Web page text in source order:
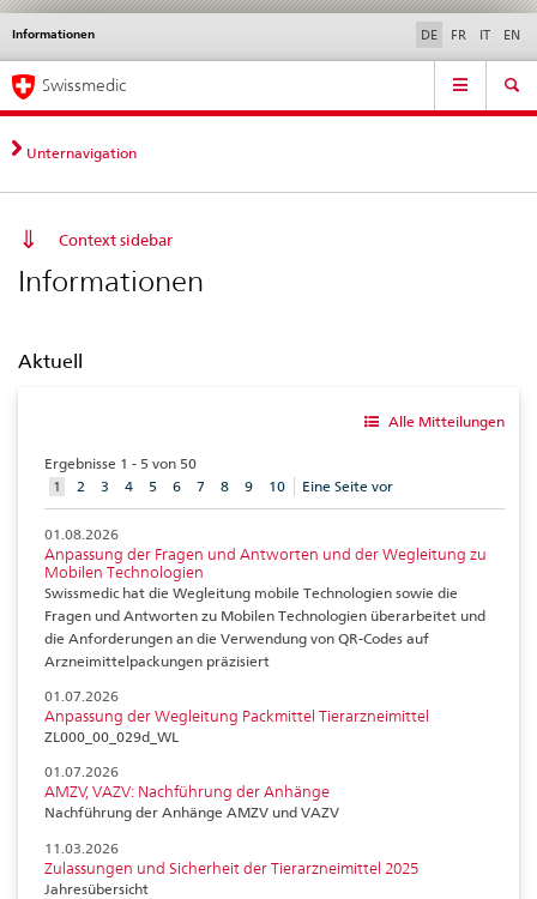
Direktnavigation
News,
Rechtsgrundlagen,
Kontakt
News & Updates Kontakt | Support & Hilfe
Informationen
Sprachwahl DE FR IT EN
Service
Hauptnavigation
Swissmedic
Unternavigation
Context sidebar
Informationen
Aktuell
Alle Mitteilungen
Ergebnisse 1 - 5 von 50
1 aktuelles
Element
2 3 4 5 6 7 8 9 10 Eine Seite vor
01.08.2026
Anpassung der Fragen und Antworten und der Wegleitung zu
Mobilen Technologien
Swissmedic hat die Wegleitung mobile Technologien sowie die
Fragen und Antworten zu Mobilen Technologien überarbeitet und
die Anforderungen an die Verwendung von QR-Codes auf
Arzneimittelpackungen präzisiert
01.07.2026
Anpassung der Wegleitung Packmittel Tierarzneimittel
ZL000_00_029d_WL
01.07.2026
AMZV, VAZV: Nachführung der Anhänge
Nachführung der Anhänge AMZV und VAZV
11.03.2026
Zulassungen und Sicherheit der Tierarzneimittel 2025
Jahresübersicht